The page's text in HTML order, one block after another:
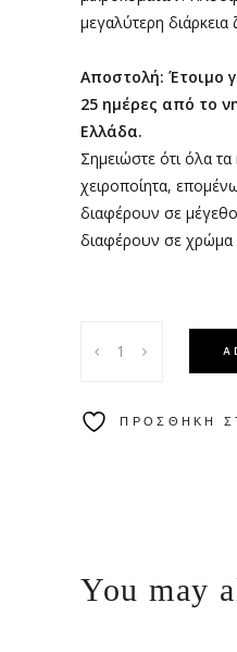
μεγαλύτερη διάρκεια
Αποστολή: Έτοιμο
25 ημέρες από το
Ελλάδα.
Σημειώστε ότι όλα τα
χειροποίητα,
διαφέρουν σε
διαφέρουν σε χρώμα
ΠΡΟΣΘΉΚΗ
You may